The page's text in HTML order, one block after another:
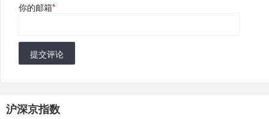
你的邮箱*
提交评论
沪深京指数